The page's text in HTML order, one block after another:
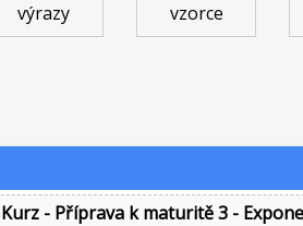
výrazy
vzorce
Kurz - Příprava k maturitě 3 -